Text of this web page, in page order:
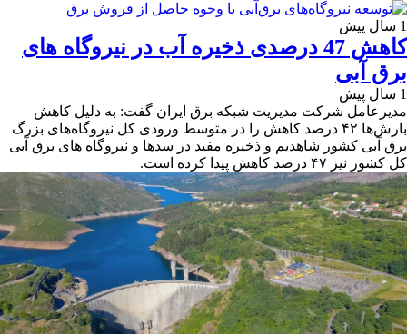
1 سال پیش
کاهش 47 درصدی ذخیره آب در نیروگاه های
برق آبی
1 سال پیش
مدیرعامل شرکت مدیریت شبکه برق ایران گفت: به دلیل کاهش
بارش‌ها ۴۲ درصد کاهش را در متوسط ورودی کل نیروگاه‌های بزرگ
برق آبی کشور شاهدیم و ذخیره مفید در سدها و نیروگاه های برق آبی
کل کشور نیز ۴۷ درصد کاهش پیدا کرده است.